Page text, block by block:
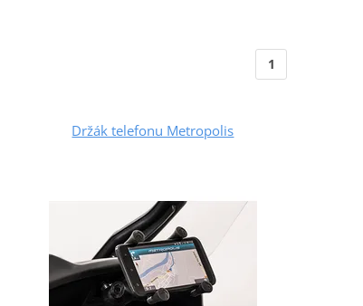
1
Držák telefonu Metropolis